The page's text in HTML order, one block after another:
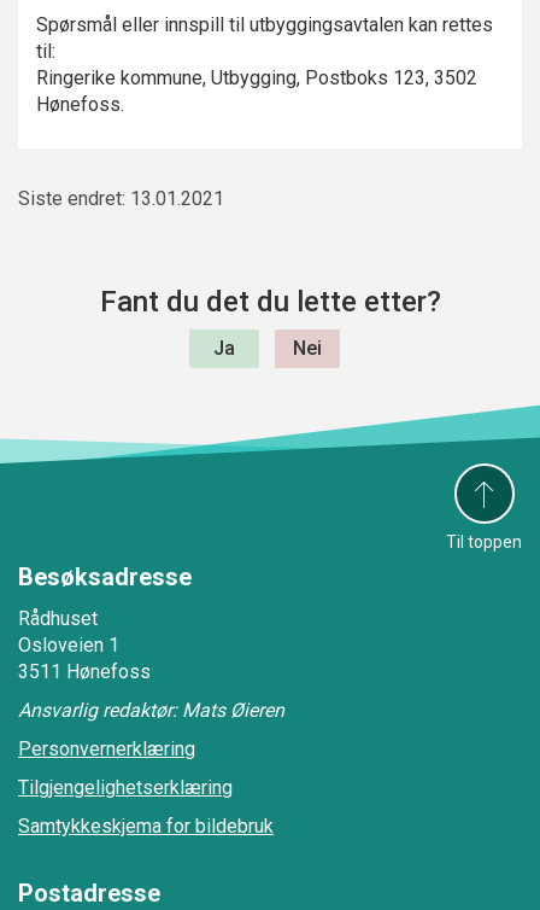
Spørsmål eller innspill til utbyggingsavtalen kan rettes
til:
Ringerike kommune, Utbygging, Postboks 123, 3502
Hønefoss.
Siste endret: 13.01.2021
Fant du det du lette etter?
Til toppen
Besøksadresse
Rådhuset
Osloveien 1
3511 Hønefoss
Ansvarlig redaktør: Mats Øieren
Personvernerklæring
Tilgjengelighetserklæring
Samtykkeskjema for bildebruk
Postadresse